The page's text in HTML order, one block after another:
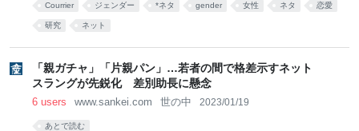
Courrier ジェンダー *ネタ gender 女性 ネタ 恋愛
研究 ネット
「親ガチャ」「片親パン」…若者の間で格差示すネット
スラングが先鋭化 差別助長に懸念
6 users www.sankei.com 世の中 2023/01/19
あとで読む